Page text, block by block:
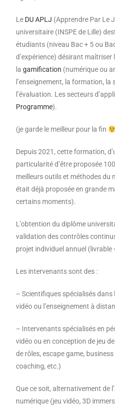
Le DU APLJ (Apprendre Par Le
universitaire (INSPE de Lille)
étudiants (niveau Bac + 5 ou
d’expérience) désirant
lagamification (numérique ou
l’enseignement, la formation,
l’évaluation. Les secteurs
Programme).
(je garde le meilleur pour la fin
Depuis 2021,cette formation,
particularité d’être proposée
meilleurs outils et méthodes du
était déjà proposée en grande
certains moments).
L’obtention du diplôme
validation des contrôles
projet individuel annuel (livrable
Les intervenants sont des :
– Scientifiques spécialisés dans
vidéo ou l’enseignement à
– Intervenants spécialisés en
vidéo ou en conception de jeu
de rôles, escape game,
coaching, etc.)
Que ce soit, alternativement de
numérique (jeu vidéo, 3D